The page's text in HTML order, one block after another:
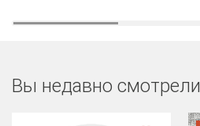
Вы недавно смотрели